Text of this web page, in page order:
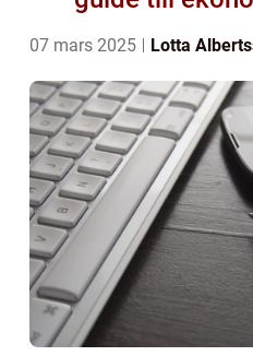
07 mars 2025 Lotta